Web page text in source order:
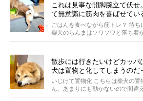
これは見事な開脚腕立て伏
て無意識に筋肉を喜ばせてい
画】
ごはんを食べながら筋トレ？ 待ち
柴犬のらんまはソワソワと落ち着
す。き...
散歩には行きたいけどカッパ
犬は置物と化してしまうのだ
いじけて置物化 こちらは柴犬の
ん。あまりにも動かないので間違
く見...